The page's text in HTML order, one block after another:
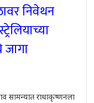
निवेथन
सामन्यात राधाकृष्णनला